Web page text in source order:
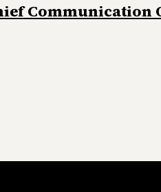
Communication